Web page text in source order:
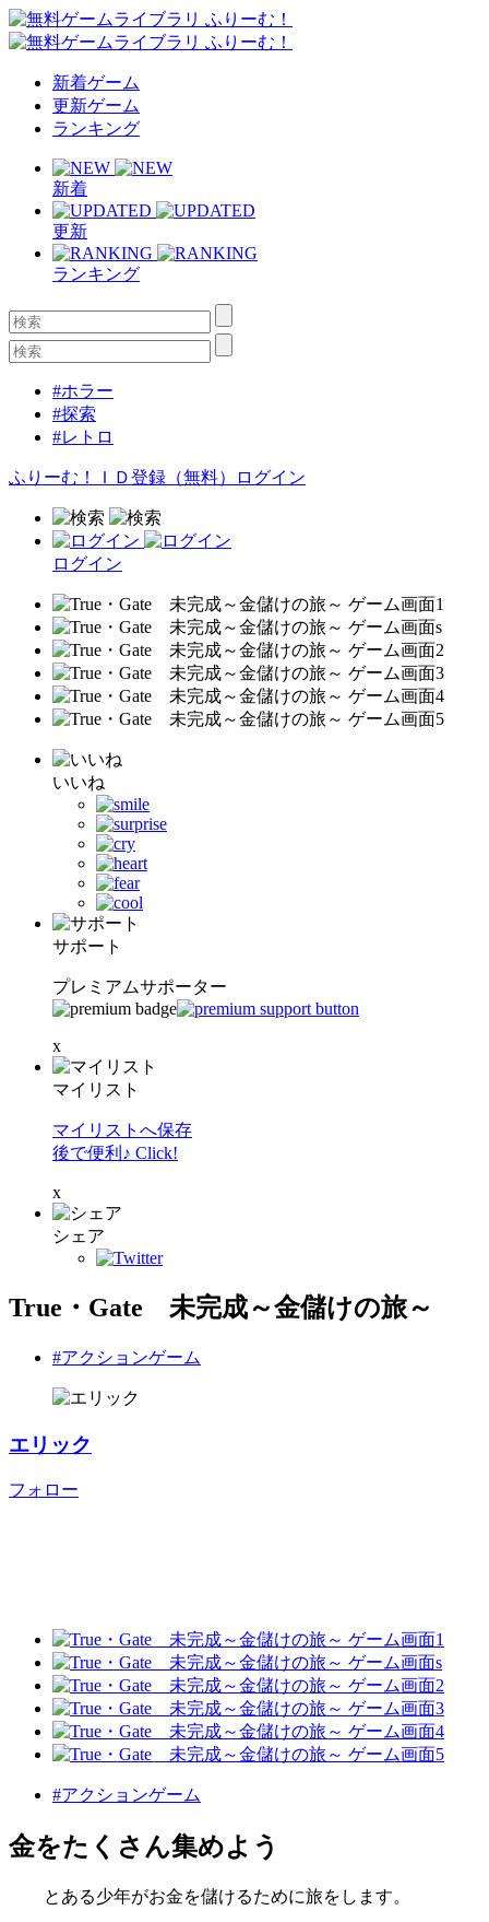
新着ゲーム
更新ゲーム
ランキング
新着
更新
ランキング
#ホラー
#探索
#レトロ
ふりーむ！ＩＤ登録（無料） ログイン
ログイン
いいね
サポート
プレミアムサポーター
x
マイリスト
マイリストへ保存
後で便利♪ Click!
x
シェア
True・Gate 未完成～金儲けの旅～
#アクションゲーム
エリック
フォロー
#アクションゲーム
金をたくさん集めよう
とある少年がお金を儲けるために旅をします。